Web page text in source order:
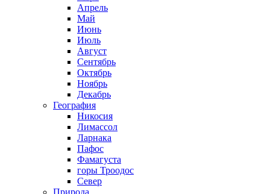
Апрель
Май
Июнь
Июль
Август
Сентябрь
Октябрь
Ноябрь
Декабрь
География
Никосия
Лимассол
Ларнака
Пафос
Фамагуста
горы Троодос
Север
Природа